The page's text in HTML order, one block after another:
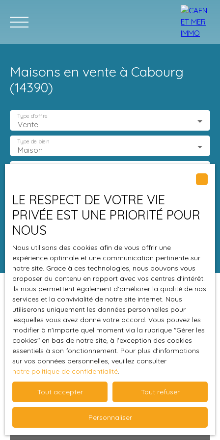
ACCUEIL
Estimation
Maisons en vente à Cabourg
(14390)
Vente
Type d'offre
Maison
Type de bien
Budget max (€)
Surface min (m²)
Rechercher
Pertinence Créer une alerte
249 900
Sous compromis
LE RESPECT DE VOTRE VIE
PRIVÉE EST UNE PRIORITÉ POUR
NOUS
Nous utilisons des cookies afin de vous offrir une
expérience optimale et une communication pertinente sur
notre site. Grace à ces technologies, nous pouvons vous
proposer du contenu en rapport avec vos centres d'intérêt.
Ils nous permettent également d'améliorer la qualité de nos
services et la convivialité de notre site internet. Nous
utiliserons uniquement les données personnelles pour
lesquelles vous avez donné votre accord. Vous pouvez les
modifier à n'importe quel moment via la rubrique ″Gérer les
cookies″ en bas de notre site, à l'exception des cookies
essentiels à son fonctionnement. Pour plus d'informations
sur vos données personnelles, veuillez consulter
notre politique de confidentialité.
Tout accepter Tout refuser
Personnaliser